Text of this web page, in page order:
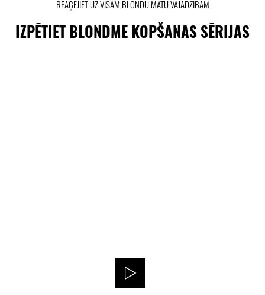
REAĢĒJIET UZ VISĀM BLONDU MATU VAJADZĪBĀM
IZPĒTIET BLONDME KOPŠANAS SĒRIJAS